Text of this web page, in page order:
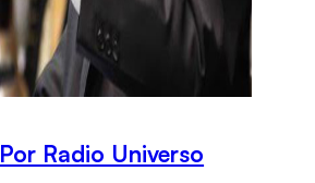
Por Radio Universo